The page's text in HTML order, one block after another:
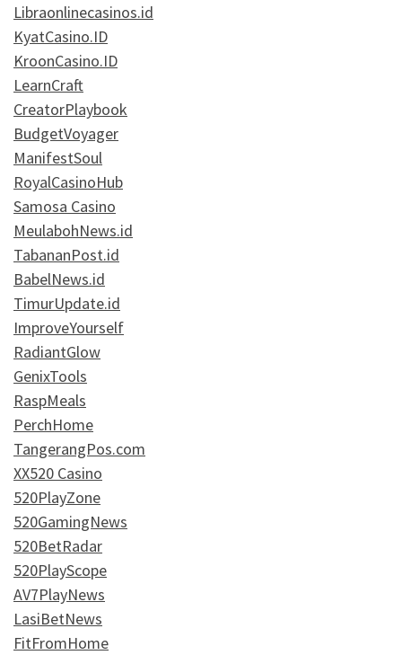
Libraonlinecasinos.id
KyatCasino.ID
KroonCasino.ID
LearnCraft
CreatorPlaybook
BudgetVoyager
ManifestSoul
RoyalCasinoHub
Samosa Casino
MeulabohNews.id
TabananPost.id
BabelNews.id
TimurUpdate.id
ImproveYourself
RadiantGlow
GenixTools
RaspMeals
PerchHome
TangerangPos.com
XX520 Casino
520PlayZone
520GamingNews
520BetRadar
520PlayScope
AV7PlayNews
LasiBetNews
FitFromHome